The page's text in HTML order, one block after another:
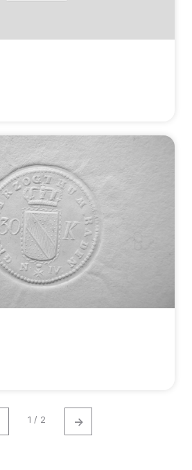
1 / 2 →